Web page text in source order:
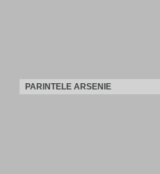
PARINTELE ARSENIE